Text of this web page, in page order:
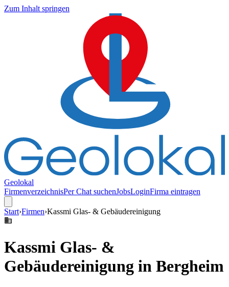
Zum Inhalt springen
Geolokal
FirmenverzeichnisPer Chat suchenJobsLoginFirma eintragen
Start›Firmen›Kassmi Glas- & Gebäudereinigung
Kassmi Glas- &
Gebäudereinigung in Bergheim